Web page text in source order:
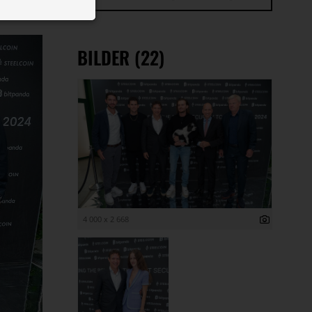
BILDER (22)
4 000 x 2 668